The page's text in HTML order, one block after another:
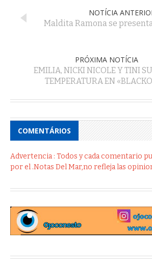
NOTÍCIA
Maldita Ramona se presenta
PRÓXIMA NOTÍCIA
EMILIA, NICKI NICOLE Y TINI
TEMPERATURA EN
COMENTÁRIOS
Advertencia : Todos y cada comentario
por el .Notas Del Mar,no refleja las